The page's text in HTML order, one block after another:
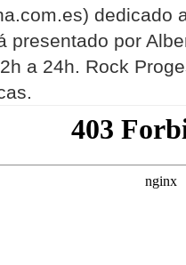
dedicado
presentado por
a 24h. Rock